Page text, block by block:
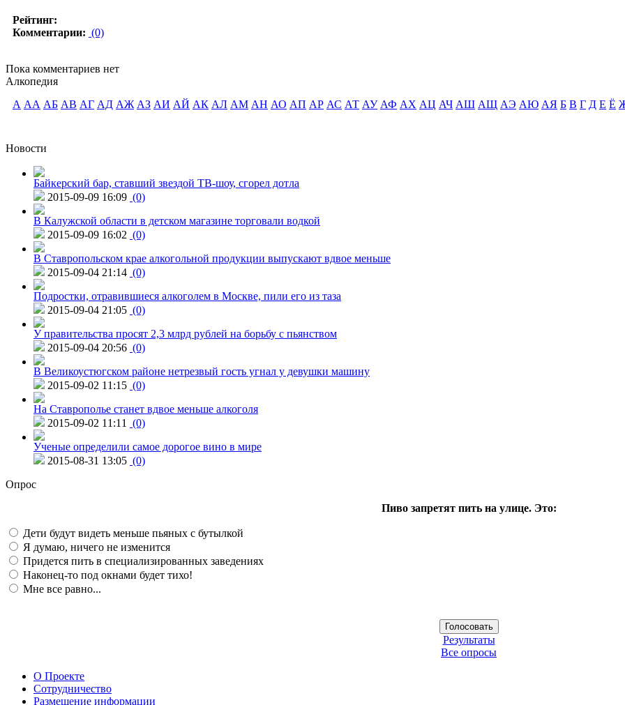
Рейтинг:
Комментарии: (0)
Пока комментариев нет
Алкопедия
А АА АБ АВ АГ АД АЖ АЗ АИ АЙ АК АЛ АМ АН АО АП АР АС АТ АУ АФ АХ АЦ АЧ АШ АЩ АЭ АЮ АЯ Б В Г Д Е Ё
Новости
Байкерский бар, ставший звездой ТВ-шоу, сгорел дотла
2015-09-09 16:09 (0)
В Калужской области в детском магазине торговали водкой
2015-09-09 16:02 (0)
В Ставропольском крае алкогольной продукции выпускают вдвое меньше
2015-09-04 21:14 (0)
Подростки, отравившиеся алкоголем в Москве, пили его из таза
2015-09-04 21:05 (0)
У правительства просят 2,3 млрд рублей на борьбу с пьянством
2015-09-04 20:56 (0)
В Великоустюгском районе нетрезвый гость угнал у девушки машину
2015-09-02 11:15 (0)
На Ставрополье станет вдвое меньше алкоголя
2015-09-02 11:11
(0)
Ученые определили самое дорогое вино в мире
2015-08-31 13:05 (0)
Опрос
Пиво запретят пить на улице. Это:
Дети будут видеть меньше пьяных с бутылкой
Я думаю, ничего не изменится
Придется пить в специализированных заведениях
Наконец-то под окнами будет тихо!
Мне все равно...
Результаты
Все опросы
О Проекте
Сотрудничество
Размещение информации